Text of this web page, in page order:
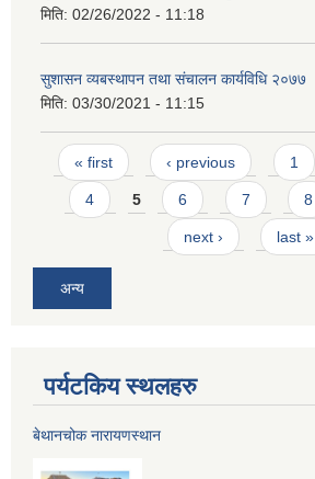
मिति: 02/26/2022 - 11:18
सुशासन व्यबस्थापन तथा संचालन कार्यविधि २०७७
मिति: 03/30/2021 - 11:15
Pages
« first ‹ previous 1
4 5 6 7 8
next › last »
अन्य
पर्यटकिय स्थलहरु
बेथानचोक नारायणस्थान